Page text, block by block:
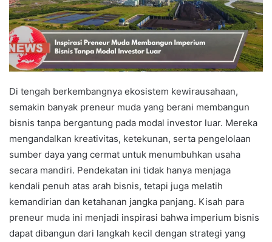
Di tengah berkembangnya ekosistem kewirausahaan,
semakin banyak preneur muda yang berani membangun
bisnis tanpa bergantung pada modal investor luar. Mereka
mengandalkan kreativitas, ketekunan, serta pengelolaan
sumber daya yang cermat untuk menumbuhkan usaha
secara mandiri. Pendekatan ini tidak hanya menjaga
kendali penuh atas arah bisnis, tetapi juga melatih
kemandirian dan ketahanan jangka panjang. Kisah para
preneur muda ini menjadi inspirasi bahwa imperium bisnis
dapat dibangun dari langkah kecil dengan strategi yang